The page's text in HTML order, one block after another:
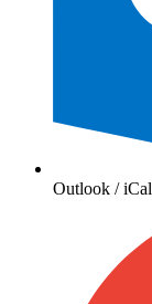
Outlook / iCal